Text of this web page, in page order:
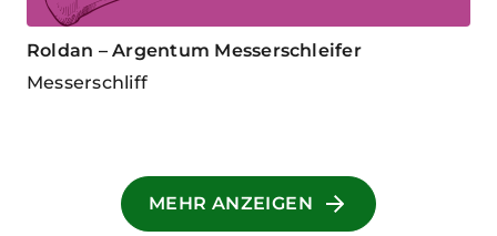
Roldan – Argentum Messerschleifer
Messerschliff
MEHR ANZEIGEN